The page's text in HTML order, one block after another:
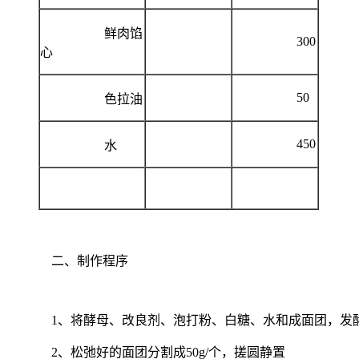
鲜肉馅
心
300
色拉油 50
水 450
二、制作程序
1、将酵母、改良剂、泡打粉、白糖、水和成面团，发
2、松弛好的面团分割成50g/个，搓圆静置